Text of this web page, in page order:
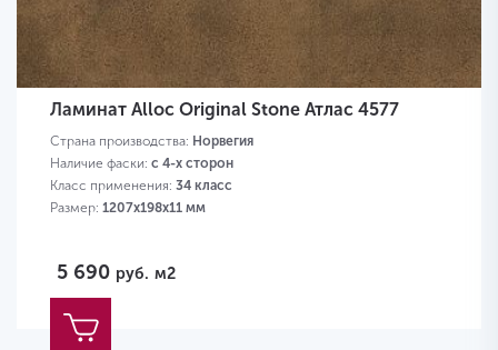
Ламинат Alloc Original Stone Атлас 4577
Страна производства: Норвегия
Наличие фаски: с 4-х сторон
Класс применения: 34 класс
Размер: 1207х198х11 мм
5 690 руб. м2